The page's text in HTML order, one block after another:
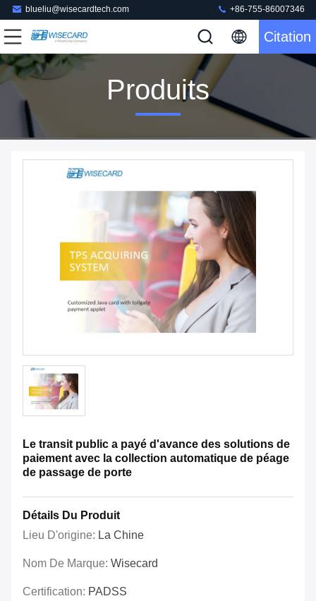
blueliu@wisecardtech.com +86-755-86007346
Citation
Produits
Le transit public a payé d'avance des solutions de
paiement avec la collection automatique de péage
de passage de porte
Détails Du Produit
Lieu D'origine: La Chine
Nom De Marque: Wisecard
Certification: PADSS